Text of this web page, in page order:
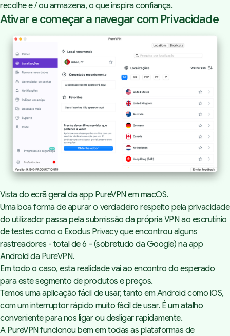
recolhe e / ou armazena, o que inspira confiança.
Ativar e começar a navegar com Privacidade
Vista do ecrã geral da app PureVPN em macOS.
Uma boa forma de apurar o verdadeiro respeito pela privacidade
do utilizador passa pela submissão da própria VPN ao escrutínio
de testes como o Exodus Privacyque encontrou alguns
rastreadores - total de 6 - (sobretudo da Google) na app
Android da PureVPN.
Em todo o caso, esta realidade vai ao encontro do esperado
para este segmento de produtos e preços.
Temos uma aplicação fácil de usar, tanto em Android como iOS,
com um interruptor rápido muito fácil de usar. É um atalho
conveniente para nos ligar ou desligar rapidamente.
A PureVPN funcionou bem em todas as plataformas de